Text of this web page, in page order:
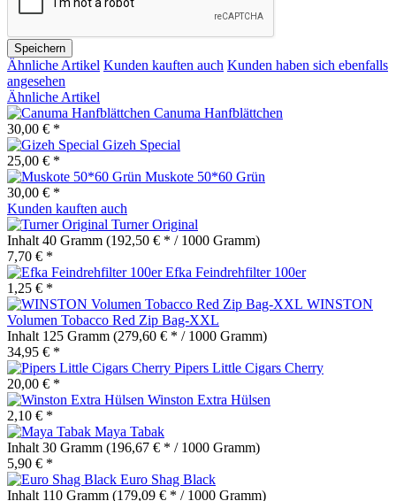
Speichern
Ähnliche Artikel Kunden kauften auch Kunden haben sich ebenfalls
angesehen
Ähnliche Artikel
Canuma Hanfblättchen
30,00 € *
Gizeh Special
25,00 € *
Muskote 50*60 Grün
30,00 € *
Kunden kauften auch
Turner Original
Inhalt 40 Gramm (192,50 € * / 1000 Gramm)
7,70 € *
Efka Feindrehfilter 100er
1,25 € *
WINSTON
Volumen Tobacco Red Zip Bag-XXL
Inhalt 125 Gramm (279,60 € * / 1000 Gramm)
34,95 € *
Pipers Little Cigars Cherry
20,00 € *
Winston Extra Hülsen
2,10 € *
Maya Tabak
Inhalt 30 Gramm (196,67 € * / 1000 Gramm)
5,90 € *
Euro Shag Black
Inhalt 110 Gramm (179,09 € * / 1000 Gramm)